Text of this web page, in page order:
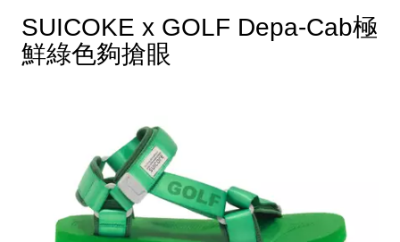
SUICOKE x GOLF Depa-Cab極
鮮綠色夠搶眼